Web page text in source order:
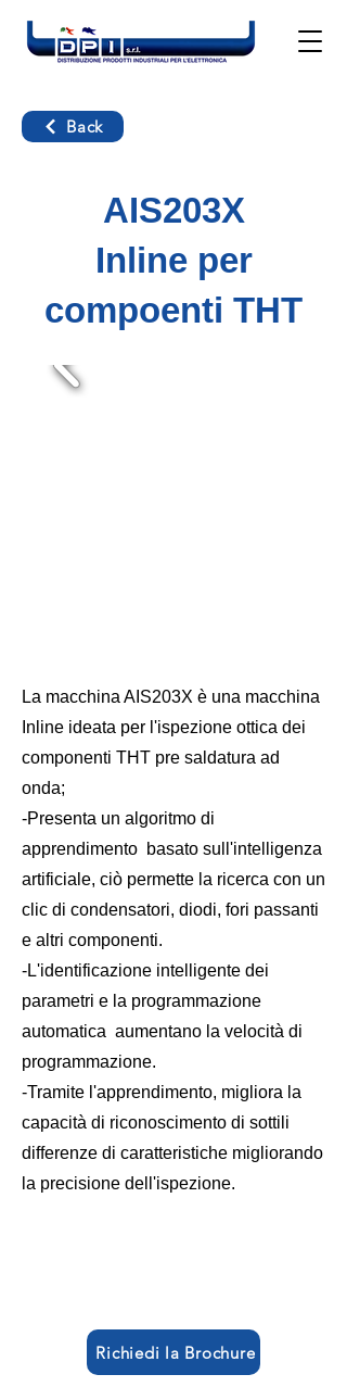
Back
AIS203X
Inline per
compoenti THT
La macchina AIS203X è una macchina
Inline ideata per l'ispezione ottica dei
componenti THT pre saldatura ad
onda;
-Presenta un algoritmo di
apprendimento basato sull'intelligenza
artificiale, ciò permette la ricerca con un
clic di condensatori, diodi, fori passanti
e altri componenti.
-L'identificazione intelligente dei
parametri e la programmazione
automatica aumentano la velocità di
programmazione.
-Tramite l'apprendimento, migliora la
capacità di riconoscimento di sottili
differenze di caratteristiche migliorando
la precisione dell'ispezione.
Richiedi la Brochure